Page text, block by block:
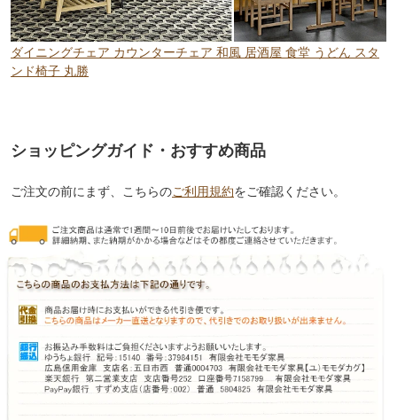
ダイニングチェア カウンターチェア 和風 居酒屋 食堂 うどん スタ
ンド椅子 丸勝
ショッピングガイド・おすすめ商品
ご注文の前にまず、こちらのご利用規約をご確認ください。